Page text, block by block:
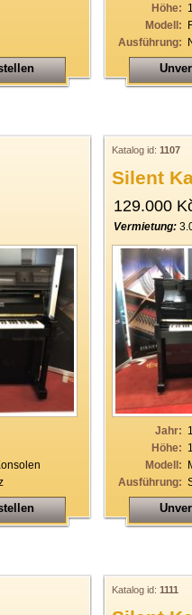
Höhe:
Modell:
Ausführung:
Katalog id: 1107
Silent
129.000
Vermietung:
Jahr:
Höhe:
Modell:
Ausführung:
Katalog id: 1111